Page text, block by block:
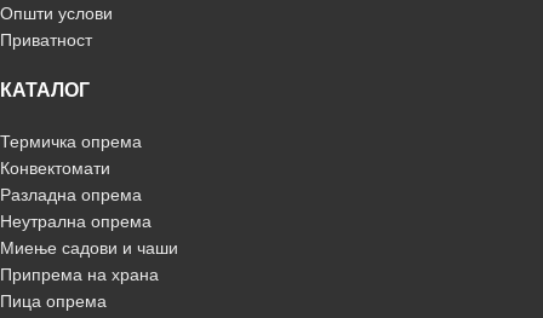
Општи услови
Приватност
КАТАЛОГ
Термичка опрема
Конвектомати
Разладна опрема
Неутрална опрема
Миење садови и чаши
Припрема на храна
Пица опрема